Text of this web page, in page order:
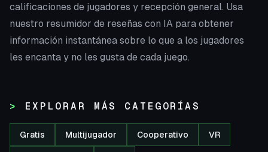
calificaciones de jugadores y recepción general. Usa
nuestro resumidor de reseñas con IA para obtener
información instantánea sobre lo que a los jugadores
les encanta y no les gusta de cada juego.
EXPLORAR MÁS CATEGORÍAS
Gratis Multijugador Cooperativo VR